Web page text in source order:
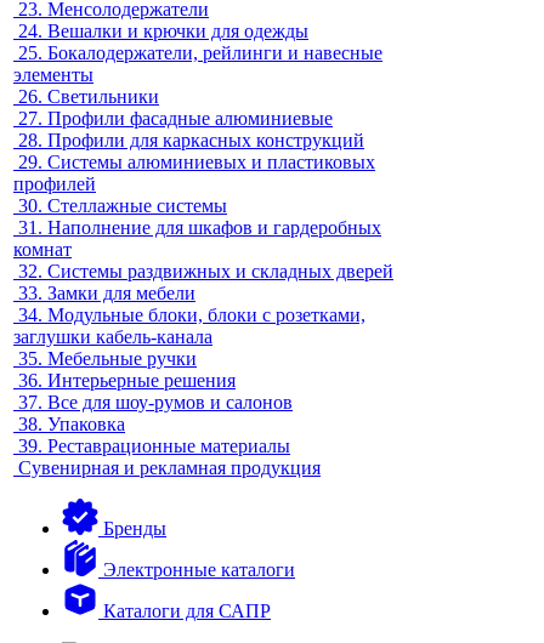
23. Менсолодержатели
24. Вешалки и крючки для одежды
25. Бокалодержатели, рейлинги и навесные
элементы
26. Светильники
27. Профили фасадные алюминиевые
28. Профили для каркасных конструкций
29. Системы алюминиевых и пластиковых
профилей
30. Стеллажные системы
31. Наполнение для шкафов и гардеробных
комнат
32. Системы раздвижных и складных дверей
33. Замки для мебели
34. Модульные блоки, блоки с розетками,
заглушки кабель-канала
35. Мебельные ручки
36. Интерьерные решения
37. Все для шоу-румов и салонов
38. Упаковка
39. Реставрационные материалы
Сувенирная и рекламная продукция
Бренды
Электронные каталоги
Каталоги для САПР